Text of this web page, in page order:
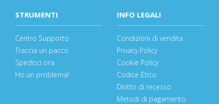
STRUMENTI
Centro Supporto
Traccia un pacco
Spedisci ora
Ho un problema!
INFO LEGALI
Condizioni di vendita
Privacy Policy
Cookie Policy
Codice Etico
Diritto di recesso
Metodi di pagamento